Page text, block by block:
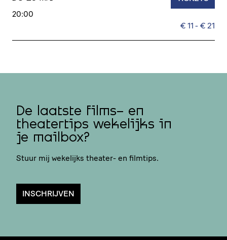
20:00
€ 11 - € 21
De laatste films- en
theatertips wekelijks in
je mailbox?
Stuur mij wekelijks theater- en filmtips.
INSCHRIJVEN